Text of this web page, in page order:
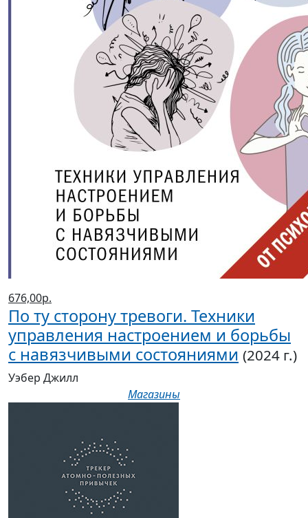
676,00р.
По ту сторону тревоги. Техники
управления настроением и борьбы
с навязчивыми состояниями (2024 г.)
Уэбер Джилл
Магазины